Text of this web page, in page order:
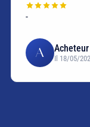
-
A Acheteur
Il 18/05/